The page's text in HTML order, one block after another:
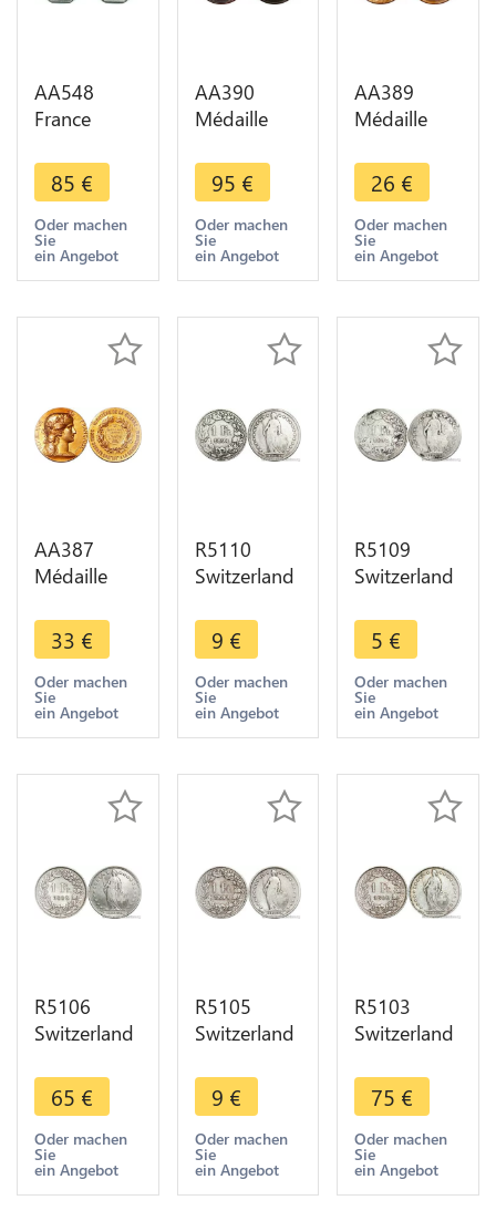
AA548
France
Consulat
Banque de
France
Napoléon I
An VIII Paris
85 €
Oder machen
Sie
ein Angebot
AA390
Médaille
Louis XIV
Roi Soleil
1638 St
Germain en
Laye 1888
95 €
Oder machen
Sie
ein Angebot
AA389
Médaille
Rooster
Chicken -
>Make
offer
26 €
Oder machen
Sie
ein Angebot
AA387
Médaille
Mr.
Moullard
Médecin
Neauphle
Chateau 78
33 €
Oder machen
Sie
ein Angebot
R5110
Switzerland
Helvetia
1894 A
Paris Silver -
> Make
offer
9 €
Oder machen
Sie
ein Angebot
R5109
Switzerland
Helvetia
1894 B
Berne Silver
-> Make
offer
5 €
Oder machen
Sie
ein Angebot
R5106
Switzerland
Helvetia
1898 B
Berne Silver
AU -> Make
offer
65 €
Oder machen
Sie
ein Angebot
R5105
Switzerland
Helvetia
1898 B
Berne Silver
-> Make
offer
9 €
Oder machen
Sie
ein Angebot
R5103
Switzerland
Helvetia
1899 B
Berne Silver
-> Make
offer
75 €
Oder machen
Sie
ein Angebot